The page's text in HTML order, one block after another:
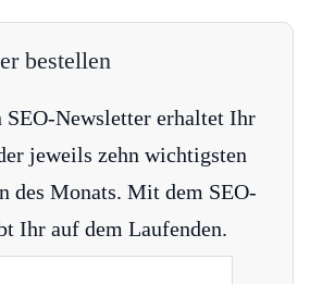
bestellen
Newsletter erhaltet Ihr
jeweils zehn wichtigsten
des Monats. Mit dem SEO-
Ihr auf dem Laufenden.